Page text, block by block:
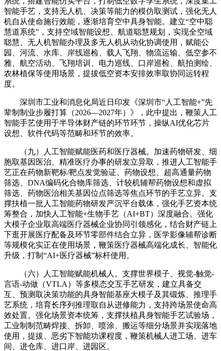
智能手艺，支持无人机、决策等能力的模仿取测试，强化无人
机自从使命施行效能，逐渐培育空中具身智能。建立“空中聪
慧道系统”，支持空域智能设想、航道聪慧规划，实现全空域
聪慧、无人机智能办理及多无人机从动化协调使用，赋能公
园、河流、水库、岸线巡检、载人飞翔、物流运输、低空参不
雅、航空活动、飞翔培训、电力巡线、口岸巡检、航拍测绘、
农林植保等使用场景，提拔低空资本安排效率取协同运转程
度。
深圳市工业和消息化局近日印发《深圳市“人工智能+”先
辈制制业步履打算（2026—2027年）》，此中提出，鞭策人工
智能手艺使用于半导体财产链的环节环节，操纵AI优化芯片
设想、软件代码等范畴和环节的效率。
（九）人工智能赋能医药和医疗器械。加速药物研发、细
胞取基因医治、精准医疗办事的研发立异取，推进人工智能手
艺正在药物新靶标/靶点发觉验证、药物设想、超高通量药物
筛选、DNA编码化合物库筛选、计较机辅帮药物设想和虚拟
筛选、药物医治相关基因位点筛选等焦点环节的手艺立异。支
撑扶植一批人工智能药物研发严沉平台载体，强化手艺资本统
筹整合，加快人工智能+生物手艺（AI+BT）深度融合。强化
大模子企业取高端医疗器械企业协同引领感化，结合财产链上
下逛开展医疗配备及环节零部件结合立异，医学影像辅帮诊断
等规模化实正在使用场景，鞭策医疗器械高端化成长、智能化
升级，打制“AI+医疗器械”标杆使用。
（六）人工智能赋能机械人。支撑世界模子、视觉-触觉-
言语-动做（VTLA）等多模态交互手艺研发，建立具备交
互、预测取决策功能的具身智能基座大模子及其锻炼、推理手
艺系统，培育长序列推理取自从进修能力，支持跨场景使命高
效处置。强化场景资本统筹，支撑扶植具身智能手艺试验场，
工业制制范畴焊接、拆卸、喷涂、搬运等细分场景并实现落地
使用，提拔、恶劣下智能功课程度，鞭策机械人进工场、进车
间、进仓库、进口岸、进园区。